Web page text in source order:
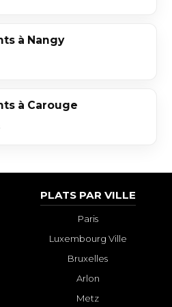
à Nangy
à Carouge
PLATS PAR VILLE
Paris
Luxembourg Ville
Bruxelles
Arlon
Metz